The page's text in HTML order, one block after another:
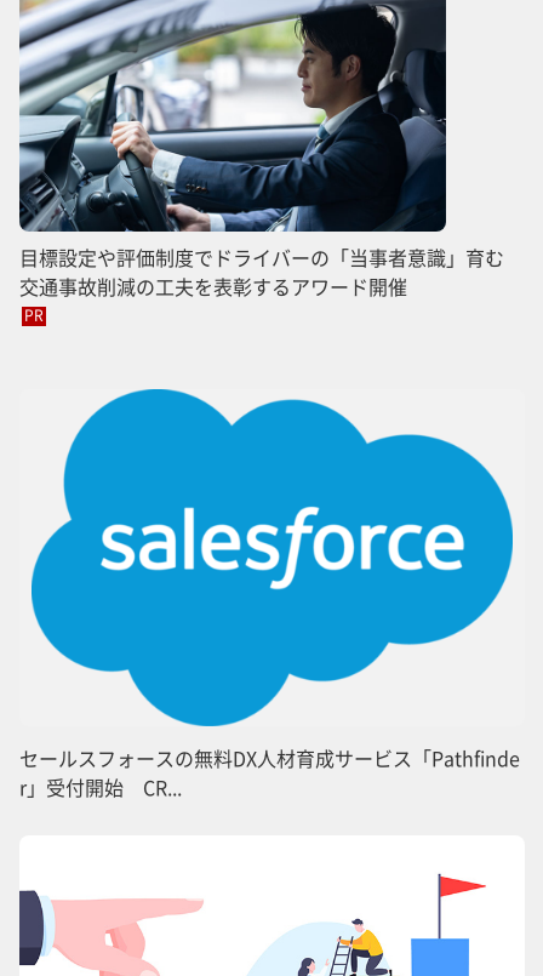
目標設定や評価制度でドライバーの「当事者意識」育む
交通事故削減の工夫を表彰するアワード開催
PR
セールスフォースの無料DX人材育成サービス「Pathfinde
r」受付開始 CR...